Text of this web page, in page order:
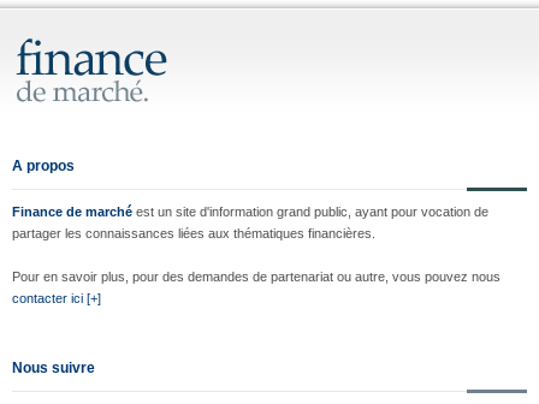
A propos
Finance de marché est un site d'information grand public, ayant pour vocation de
partager les connaissances liées aux thématiques financières.
Pour en savoir plus, pour des demandes de partenariat ou autre, vous pouvez nous
contacter ici [+]
Nous suivre